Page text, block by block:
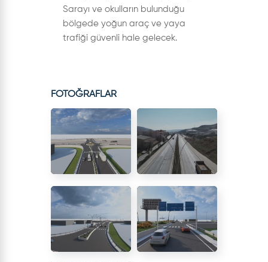
Sarayı ve okulların bulunduğu
bölgede yoğun araç ve yaya
trafiği güvenli hale gelecek.
FOTOĞRAFLAR